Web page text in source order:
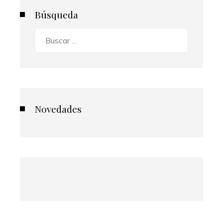
Búsqueda
Novedades